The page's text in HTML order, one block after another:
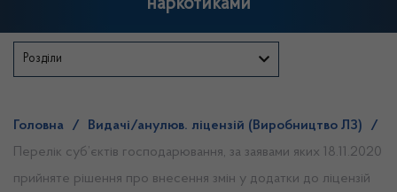
наркотиками
Розділи
Головна / Видачі/анулюв. ліцензій (Виробництво ЛЗ)
/
Перелік суб’єктів господарювання, за заявами яких 18.11.2020
прийняте рішення про внесення змін у додатки до ліцензій